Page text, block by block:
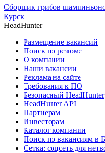
Сборщик грибов
Курск
HeadHunter
Размещение вакансий
Поиск по резюме
О компании
Наши вакансии
Реклама на сайте
Требования к ПО
Безопасный HeadHunter
HeadHunter API
Партнерам
Инвесторам
Каталог компаний
Поиск по вакансиям в
Сетка: соцсеть для